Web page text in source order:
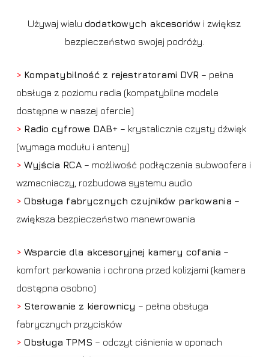
Używaj wieludodatkowych akcesoriów i zwiększ
bezpieczeństwo swojej podróży.
> Kompatybilność z rejestratorami DVR – pełna
obsługa z poziomu radia (kompatybilne modele
dostępne w naszej ofercie)
> Radio cyfrowe DAB+– krystalicznie czysty dźwięk
(wymaga modułu i anteny)
> Wyjścia RCA– możliwość podłączenia subwoofera i
wzmacniaczy, rozbudowa systemu audio
> Obsługa fabrycznych czujników parkowania –
zwiększa bezpieczeństwo manewrowania
> Wsparcie dla akcesoryjnej kamery cofania –
komfort parkowania i ochrona przed kolizjami (kamera
dostępna osobno)
> Sterowanie z kierownicy – pełna obsługa
fabrycznych przycisków
> Obsługa TPMS – odczyt ciśnienia w oponach